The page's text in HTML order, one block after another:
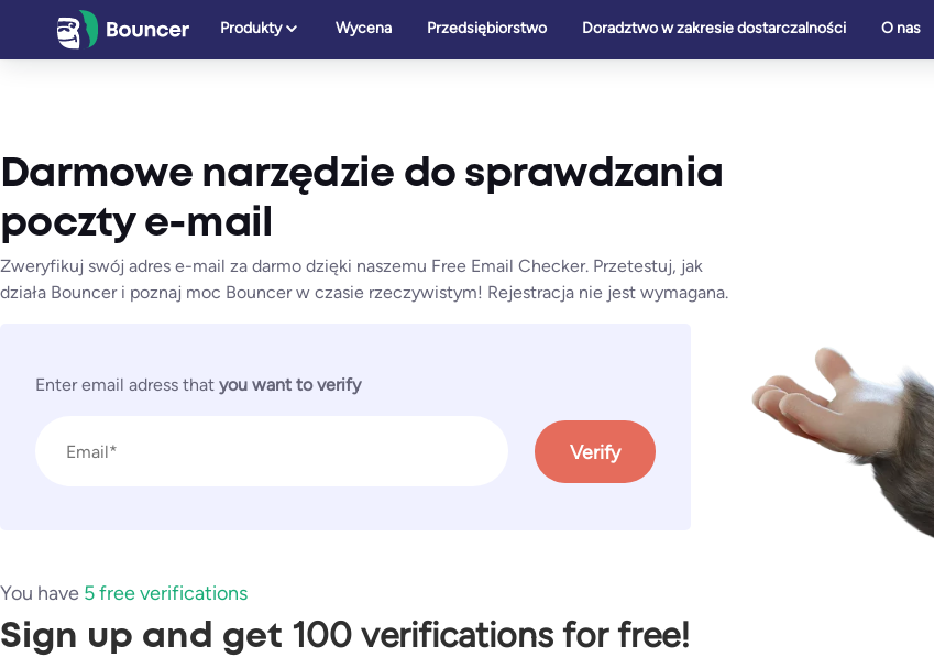
Produkty Wycena Przedsiębiorstwo Doradztwo w zakresie dostarczalności O nas
Darmowe narzędzie do sprawdzania
poczty e-mail
Zweryfikuj swój adres e-mail za darmo dzięki naszemu Free Email Checker. Przetestuj, jak
działa Bouncer i poznaj moc Bouncer w czasie rzeczywistym! Rejestracja nie jest wymagana.
Enter email adress that you want to verify
Verify
You have 5 free verifications
Sign up and get 100 verifications for free!